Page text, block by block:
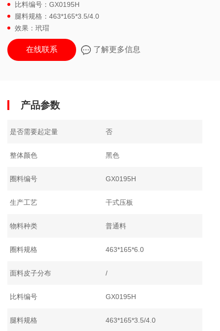
比料编号：GX0195H
腿料规格：463*165*3.5/4.0
效果：玳瑁
在线联系 了解更多信息
产品参数
是否需要起定量 否
整体颜色 黑色
圈料编号 GX0195H
生产工艺 干式压板
物料种类 普通料
圈料规格 463*165*6.0
面料皮子分布 /
比料编号 GX0195H
腿料规格 463*165*3.5/4.0